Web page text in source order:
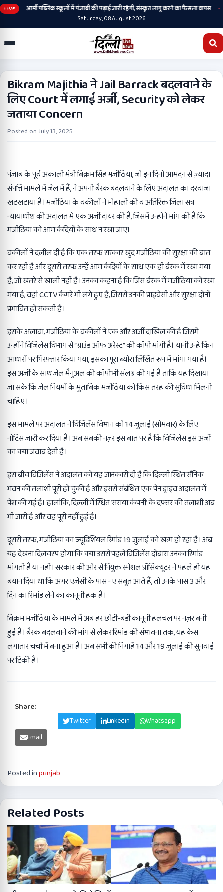
LIVE
• आर्मी पब्लिक स्कूलों में पंजाबी की पढ़ाई जारी रहेगी, संस्कृत लागू करने का फैसला वापस •
Saturday, 08 August 2026
Bikram Majithia ने Jail Barrack बदलवाने के
लिए Court में लगाई अर्जी, Security को लेकर
जताया Concern
Posted onJuly 13, 2025
पंजाब के पूर्व अकाली मंत्री बिक्रम सिंह मजीठिया, जो इन दिनों आमदन से ज़्यादा
संपत्ति मामले में जेल में हैं, ने अपनी बैरक बदलवाने के लिए अदालत का दरवाजा
खटखटाया है। मजीठिया के वकीलों ने मोहाली की व अतिरिक्त जिला सत्र
न्यायाधीश की अदालत में एक अर्जी दायर की है, जिसमें उन्होंने मांग की है कि
मजीठिया को आम कैदियों के साथ न रखा जाए।
वकीलों ने दलील दी है कि एक तरफ सरकार खुद मजीठिया की सुरक्षा की बात
कर रही है और दूसरी तरफ उन्हें आम कैदियों के साथ एक ही बैरक में रखा गया
है, जो खतरे से खाली नहीं है। उनका कहना है कि जिस बैरक में मजीठिया को रखा
गया है, वहां CCTV कैमरे भी लगे हुए हैं, जिससे उनकी प्राइवेसी और सुरक्षा दोनों
प्रभावित हो सकती हैं।
इसके अलावा, मजीठिया के वकीलों ने एक और अर्जी दाख़िल की है जिसमें
उन्होंने विजिलेंस विभाग से “ग्राउंड ऑफ अरेस्ट” की कॉपी मांगी है। यानी उन्हें किन
आधारों पर गिरफ़्तार किया गया, इसका पूरा ब्योरा लिखित रूप में मांगा गया है।
इस अर्जी के साथ जेल मैनुअल की कॉपी भी संलग्न की गई है ताकि यह दिखाया
जा सके कि जेल नियमों के मुताबिक मजीठिया को किस तरह की सुविधा मिलनी
चाहिए।
इस मामले पर अदालत ने विजिलेंस विभाग को 14 जुलाई (सोमवार) के लिए
नोटिस जारी कर दिया है। अब सबकी नज़र इस बात पर है कि विजिलेंस इस अर्जी
का क्या जवाब देती है।
इस बीच विजिलेंस ने अदालत को यह जानकारी दी है कि दिल्ली स्थित सैनिक
भवन की तलाशी पूरी हो चुकी है और इससे संबंधित एक पेन ड्राइव अदालत में
पेश की गई है। हालांकि, दिल्ली में स्थित ‘सराया कंपनी’ के दफ्तर की तलाशी अब
भी जारी है और वह पूरी नहीं हुई है।
दूसरी तरफ, मजीठिया का ज्यूडिशियल रिमांड 19 जुलाई को खत्म हो रहा है। अब
यह देखना दिलचस्प होगा कि क्या उससे पहले विजिलेंस दोबारा उनका रिमांड
मांगती है या नहीं। सरकार की ओर से नियुक्त स्पेशल प्रॉसिक्यूटर ने पहले ही यह
बयान दिया था कि अगर एजेंसी के पास नए सबूत आते हैं, तो उनके पास 3 और
दिन का रिमांड लेने का कानूनी हक है।
बिक्रम मजीठिया के मामले में अब हर छोटी-बड़ी कानूनी हलचल पर नज़र बनी
हुई है। बैरक बदलवाने की मांग से लेकर रिमांड की संभावना तक, यह केस
लगातार चर्चा में बना हुआ है। अब सभी की निगाहें 14 और 19 जुलाई की सुनवाई
पर टिकी हैं।
Share:
Twitter Linkedin
Whatsapp
Email
Posted inpunjab
Related Posts